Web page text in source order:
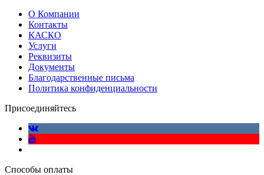
О Компании
Контакты
КАСКО
Услуги
Реквизиты
Документы
Благодарственные письма
Политика конфиденциальности
Присоединяйтесь
Способы оплаты